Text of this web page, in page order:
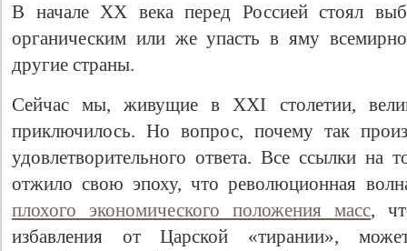
В начале XX века перед Россией стоял
органическим или же упасть в яму
другие страны.
Сейчас мы, живущие в XXI столетии,
приключилось. Но вопрос, почему так
удовлетворительного ответа. Все ссылки на
отжило свою эпоху, что революционная
плохого экономического положения масс,
избавления от Царской «тирании»,